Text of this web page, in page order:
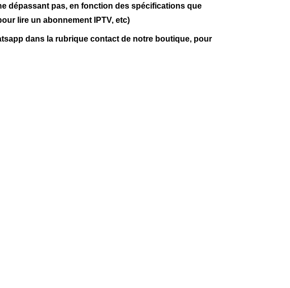
dépassant pas, en fonction des spécifications que
lire un abonnement IPTV, etc)
dans la rubrique contact de notre boutique, pour